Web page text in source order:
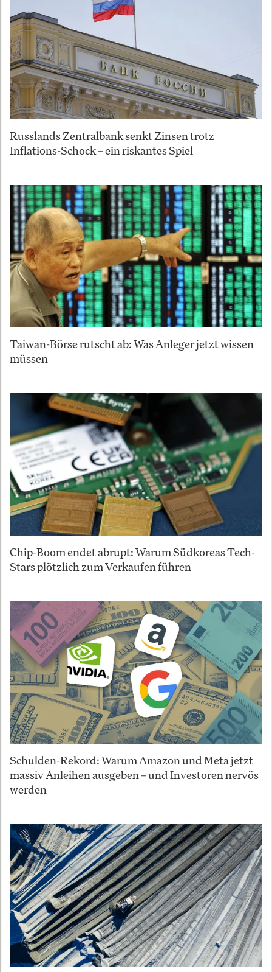
Russlands Zentralbank senkt Zinsen trotz
Inflations-Schock – ein riskantes Spiel
Taiwan-Börse rutscht ab: Was Anleger jetzt wissen
müssen
Chip-Boom endet abrupt: Warum Südkoreas Tech-
Stars plötzlich zum Verkaufen führen
Schulden-Rekord: Warum Amazon und Meta jetzt
massiv Anleihen ausgeben – und Investoren nervös
werden